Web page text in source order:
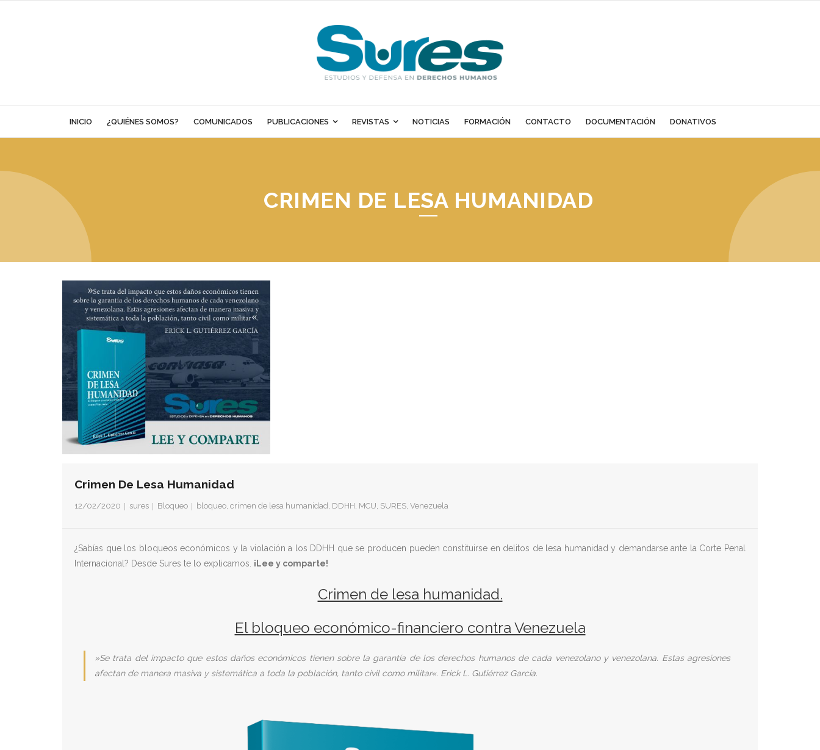
INICIO ¿QUIÉNES SOMOS? COMUNICADOS PUBLICACIONES REVISTAS NOTICIAS FORMACIÓN CONTACTO DOCUMENTACIÓN DONATIVOS
CRIMEN DE LESA HUMANIDAD
Crimen De Lesa Humanidad
12/02/2020 sures Bloqueo bloqueo, crimen de lesa humanidad , DDHH, MCU, SURES, Venezuela
¿Sabías que los bloqueos económicos y la violación a los DDHH que se producen pueden constituirse en delitos de lesa humanidad y demandarse ante la Corte Penal
Internacional? Desde Sures te lo explicamos. ¡Lee y comparte!
Crimen de lesa humanidad.
El bloqueo económico-financiero contra Venezuela
»Se trata del impacto que estos daños económicos tienen sobre la garantía de los derechos humanos de cada venezolano y venezolana. Estas agresiones
afectan de manera masiva y sistemática a toda la población, tanto civil como militar«. Erick L. Gutiérrez García.